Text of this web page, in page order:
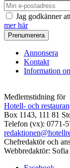
Jag godkänner
mer här
Annonsera
Kontakt
Information
Medlemstidning för
Hotell- och
Box 1143, 111 81
Telefon (vx): 0771-
Chefredaktör och
Webbredaktör: